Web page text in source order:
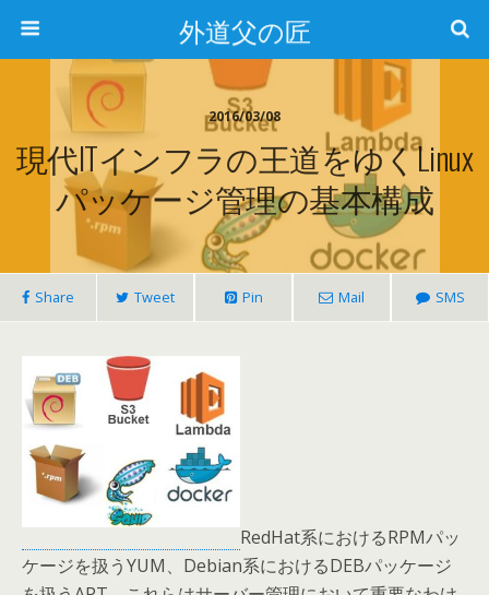
外道父の匠
2016/03/08
現代ITインフラの王道をゆくLinux
パッケージ管理の基本構成
Share Tweet Pin Mail SMS
RedHat系におけるRPMパッ
ケージを扱うYUM、Debian系におけるDEBパッケージ